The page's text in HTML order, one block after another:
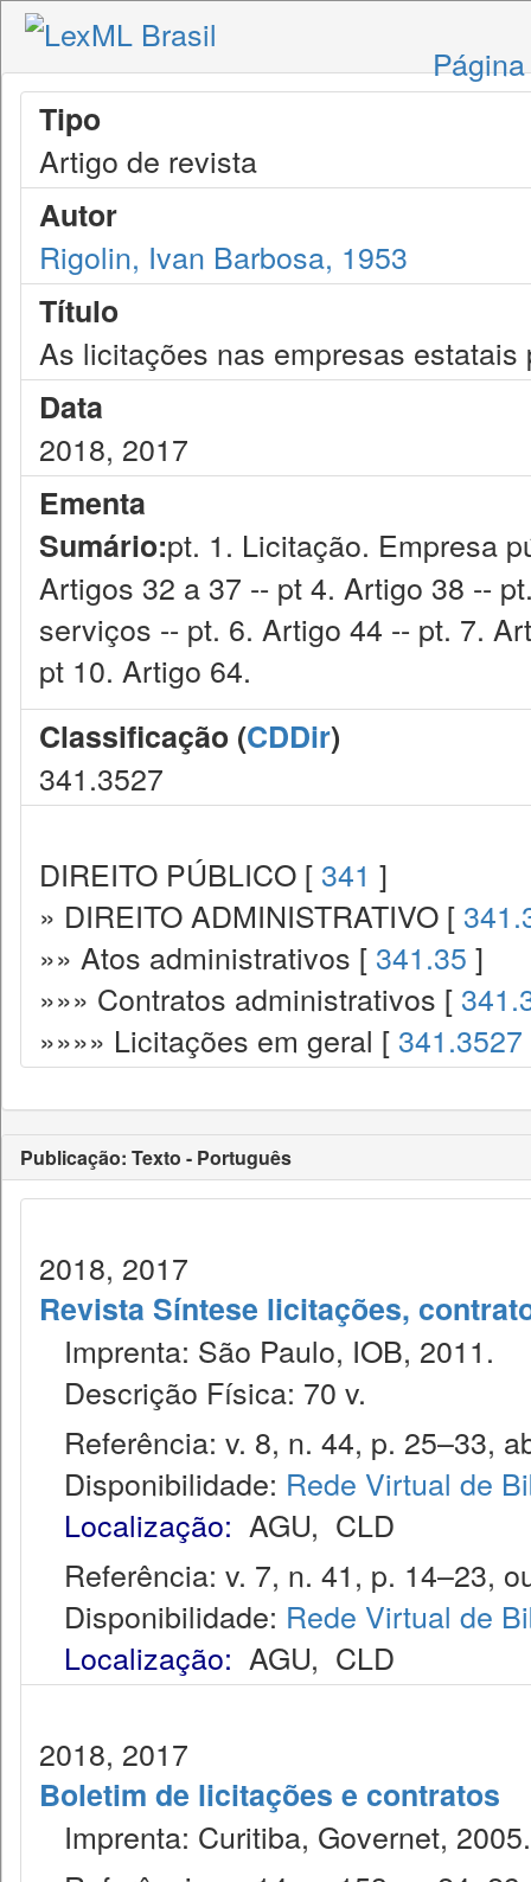
Tipo
Artigo de revista
Autor
Rigolin, Ivan Barbosa, 1953
Título
As licitações nas empresas
Data
2018, 2017
Ementa
Sumário:pt. 1. Licitação. Empresa
Artigos 32 a 37 -- pt 4. Artigo 38 --
serviços -- pt. 6. Artigo 44 -- pt. 7.
pt 10. Artigo 64.
Classificação (CDDir)
341.3527
DIREITO PÚBLICO [ 341 ]
» DIREITO ADMINISTRATIVO [
»» Atos administrativos [ 341.35 ]
»»» Contratos administrativos [
»»»» Licitações em geral [ 341.3527
Publicação: Texto - Português
2018, 2017
Revista Síntese licitações,
Imprenta: São Paulo, IOB, 2011.
Descrição Física: 70 v.
Referência: v. 8, n. 44, p. 25–33,
Disponibilidade: Rede Virtual de
Localização: AGU, CLD
Referência: v. 7, n. 41, p. 14–23,
Disponibilidade: Rede Virtual de
Localização: AGU, CLD
2018, 2017
Boletim de licitações e contratos
Imprenta: Curitiba, Governet, 2005.